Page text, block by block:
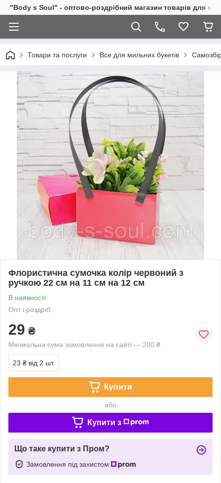
"Body s Soul" - оптово-роздрібний магазин товарів для
Товари та послуги Все для мильних букетів
Флористична сумочка колір червоний з
ручкою 22 см на 11 см на 12 см
В наявності
Опт і роздріб
29 ₴
Мінімальна сума замовлення на сайті — 200 ₴
23 ₴ від 2 шт.
Купити
або
Купити з
Що таке купити з Пром?
Замовлення під захистом